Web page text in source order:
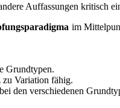
Auffassungen kritisch
im
Grundtypen.
zu Variation fähig.
den verschiedenen